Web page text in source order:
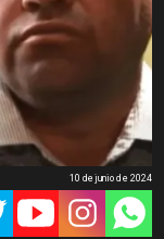
10 de junio de 2024